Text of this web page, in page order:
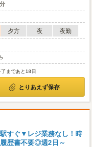
夕方 夜
夜勤
まであと18日
とりあえず保存
駅すぐ▼レジ業務なし！時
歴書不要◎週2日～